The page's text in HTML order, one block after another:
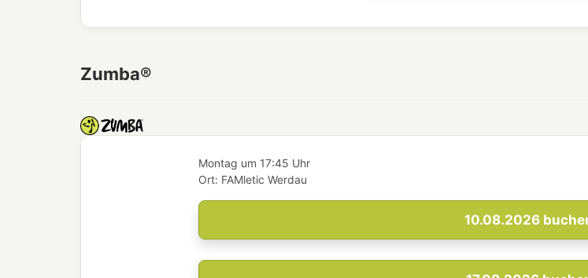
Zumba®
Montag um 17:45 Uhr
Ort: FAMletic Werdau
10.08.2026